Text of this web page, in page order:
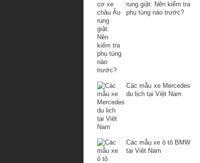
rung giật: Nên kiểm tra
phụ tùng nào trước?
Các mẫu xe Mercedes
du lịch tại Việt Nam
Các mẫu xe ô tô BMW
tại Việt Nam